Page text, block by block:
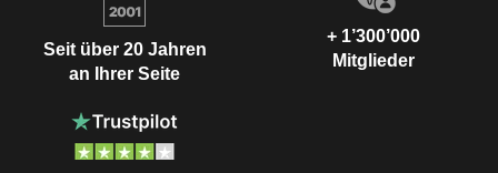
Seit über 20 Jahren
an Ihrer Seite
+ 1’300’000
Mitglieder